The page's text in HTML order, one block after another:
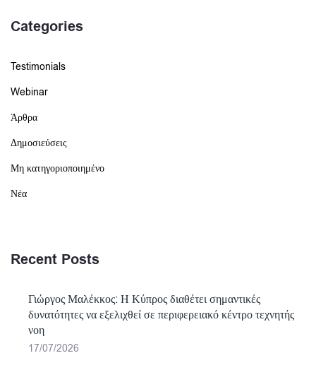
Categories
Testimonials
Webinar
Άρθρα
Δημοσιεύσεις
Μη κατηγοριοποιημένο
Νέα
Recent Posts
Γιώργος Μαλέκκος: Η Κύπρος διαθέτει σημαντικές
δυνατότητες να εξελιχθεί σε περιφερειακό κέντρο τεχνητής
νοη
17/07/2026